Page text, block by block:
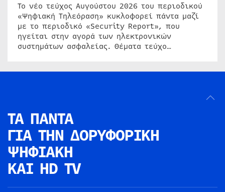
Το νέο τεύχος Αυγούστου 2026 του περιοδικού
«Ψηφιακή Τηλεόραση» κυκλοφορεί πάντα μαζί
με το περιοδικό «Security Report», που
ηγείται στην αγορά των ηλεκτρονικών
συστημάτων ασφαλείας. Θέματα τεύχο…
ΤΑ ΠΑΝΤΑ
ΓΙΑ ΤΗΝ ΔΟΡΥΦΟΡΙΚΗ
ΨΗΦΙΑΚΗ
ΚΑΙ HD TV